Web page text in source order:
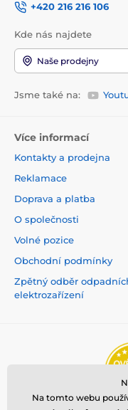
+420 216 216 106
Kde nás najdete
Naše prodejny
Jsme také na:
Více informací
Kontakty a prodejna
Reklamace
Doprava a platba
O společnosti
Volné pozice
Obchodní podmínky
Zpětný odběr
elektrozařízení
Na tomto webu